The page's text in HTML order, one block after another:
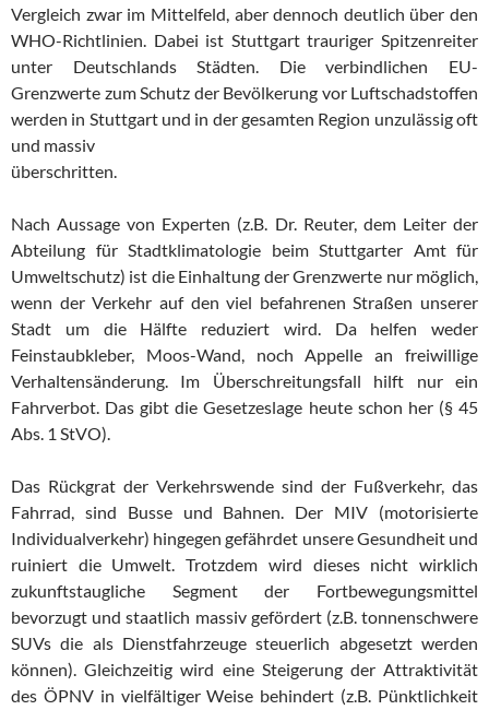
Vergleich zwar im Mittelfeld, aber dennoch deutlich über den
WHO-Richtlinien. Dabei ist Stuttgart trauriger Spitzenreiter
unter Deutschlands Städten. Die verbindlichen EU-
Grenzwerte zum Schutz der Bevölkerung vor Luftschadstoffen
werden in Stuttgart und in der gesamten Region unzulässig oft
und massiv
überschritten.
Nach Aussage von Experten (z.B. Dr. Reuter, dem Leiter der
Abteilung für Stadtklimatologie beim Stuttgarter Amt für
Umweltschutz) ist die Einhaltung der Grenzwerte nur möglich,
wenn der Verkehr auf den viel befahrenen Straßen unserer
Stadt um die Hälfte reduziert wird. Da helfen weder
Feinstaubkleber, Moos-Wand, noch Appelle an freiwillige
Verhaltensänderung. Im Überschreitungsfall hilft nur ein
Fahrverbot. Das gibt die Gesetzeslage heute schon her (§ 45
Abs. 1 StVO).
Das Rückgrat der Verkehrswende sind der Fußverkehr, das
Fahrrad, sind Busse und Bahnen. Der MIV (motorisierte
Individualverkehr) hingegen gefährdet unsere Gesundheit und
ruiniert die Umwelt. Trotzdem wird dieses nicht wirklich
zukunftstaugliche Segment der Fortbewegungsmittel
bevorzugt und staatlich massiv gefördert (z.B. tonnenschwere
SUVs die als Dienstfahrzeuge steuerlich abgesetzt werden
können). Gleichzeitig wird eine Steigerung der Attraktivität
des ÖPNV in vielfältiger Weise behindert (z.B. Pünktlichkeit